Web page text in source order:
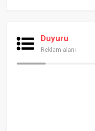
Duyuru
Reklam alanı